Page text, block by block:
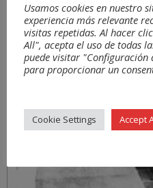
Usamos cookies en nuestro
experiencia más relevante
visitas repetidas. Al hacer
All", acepta el uso de todas
puede visitar "Configuración
para proporcionar un
Cookie Settings Accept